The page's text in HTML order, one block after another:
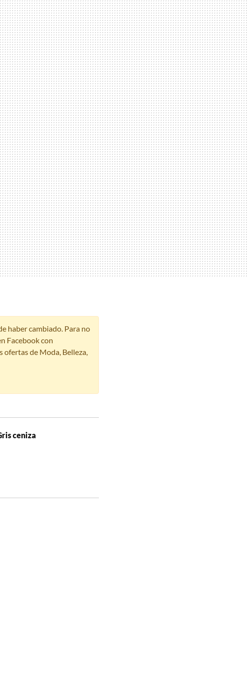
haber cambiado. Para no
Facebook con
ofertas de Moda, Belleza,
ceniza